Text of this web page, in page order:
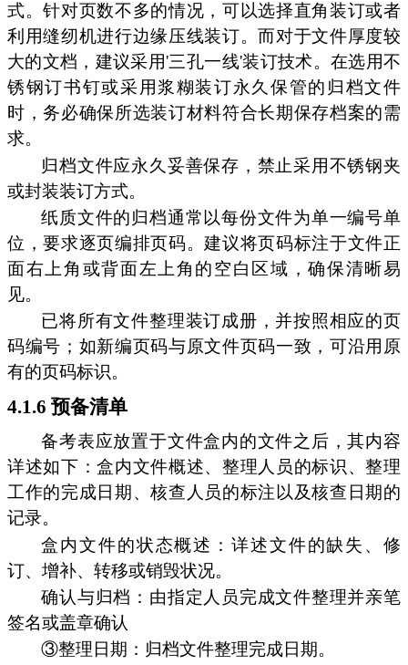
式。针对页数不多的情况，可以选择直角装订或者
利用缝纫机进行边缘压线装订。而对于文件厚度较
大的文档，建议采用'三孔一线'装订技术。在选用不
锈钢订书钉或采用浆糊装订永久保管的归档文件
时，务必确保所选装订材料符合长期保存档案的需
求。
归档文件应永久妥善保存，禁止采用不锈钢夹
或封装装订方式。
纸质文件的归档通常以每份文件为单一编号单
位，要求逐页编排页码。建议将页码标注于文件正
面右上角或背面左上角的空白区域，确保清晰易
见。
已将所有文件整理装订成册，并按照相应的页
码编号；如新编页码与原文件页码一致，可沿用原
有的页码标识。
4.1.6 预备清单
备考表应放置于文件盒内的文件之后，其内容
详述如下：盒内文件概述、整理人员的标识、整理
工作的完成日期、核查人员的标注以及核查日期的
记录。
盒内文件的状态概述：详述文件的缺失、修
订、增补、转移或销毁状况。
确认与归档：由指定人员完成文件整理并亲笔
签名或盖章确认
③整理日期：归档文件整理完成日期。